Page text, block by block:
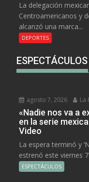
La delegación
Centroamericanos y
alcanzó una marca...
DEPORTES
ESPECTÁCULOS
agosto 7, 2026 La
«Nadie nos va a
en la serie
Video
La espera terminó y
estrenó este viernes 7
ESPECTÁCULOS